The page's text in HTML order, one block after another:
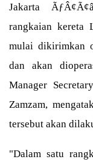
Jakarta
rangkaian kereta
mulai dikirimkan
dan akan
Manager
Zamzam,
tersebut akan
"Dalam satu